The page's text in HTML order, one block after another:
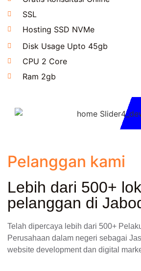
SSL
Hosting SSD NVMe
Disk Usage Upto 45gb
CPU 2 Core
Ram 2gb
Pelanggan kami
Lebih dari 500+
pelanggan di
Telah dipercaya lebih dari 500+
Perusahaan dalam negeri sebagai
website development dan digital